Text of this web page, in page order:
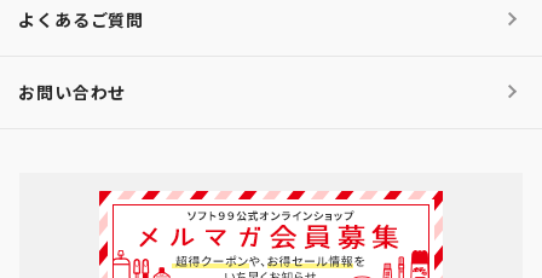
よくあるご質問
お問い合わせ